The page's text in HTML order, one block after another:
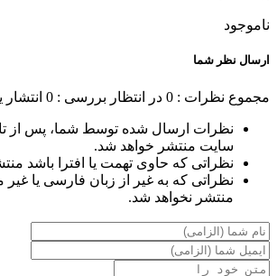
ناموجود
ارسال نظر شما
مجموع نظرات : 0 در انتظار بررسی : 0 انتشار
نظرات ارسال شده توسط شما، پس از
سایت منتشر خواهد شد.
نظراتی که حاوی تهمت یا افترا باشد
نظراتی که به غیر از زبان فارسی یا غیر
منتشر نخواهد شد.